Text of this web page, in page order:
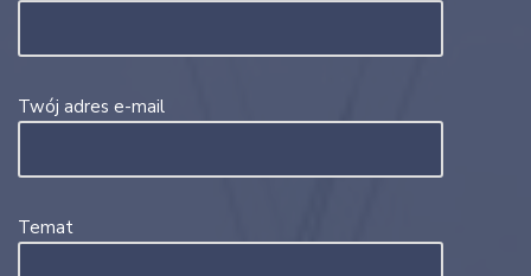
Twój adres e-mail
Temat